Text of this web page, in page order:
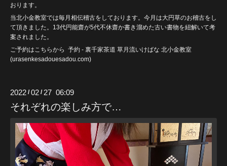
おります。
当北小金教室では毎月相伝稽古をしております。今月は大円草のお稽古をし
て頂きました。13代円能齋が5代不休齋か書き溜めた古い書物を紐解いて考
案されました。
ご予約はこちらから 予約 - 裏千家茶道 草月流いけばな 北小金教室
(urasenkesadouesadou.com)
2022 /02 / 27 06:09
それぞれの楽しみ方で…